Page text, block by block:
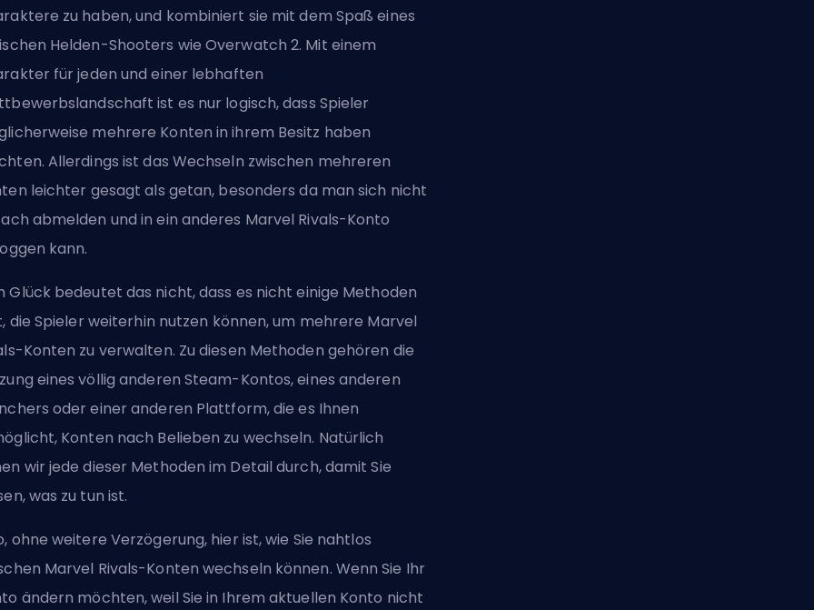
zu haben, und kombiniert sie mit dem Spaß eines
Helden-Shooters wie Overwatch 2. Mit einem
für jeden und einer lebhaften
ist es nur logisch, dass Spieler
mehrere Konten in ihrem Besitz haben
Allerdings ist das Wechseln zwischen mehreren
leichter gesagt als getan, besonders da man sich nicht
abmelden und in ein anderes Marvel Rivals-Konto
kann.
Glück bedeutet das nicht, dass es nicht einige Methoden
die Spieler weiterhin nutzen können, um mehrere Marvel
Konten zu verwalten. Zu diesen Methoden gehören die
eines völlig anderen Steam-Kontos, eines anderen
oder einer anderen Plattform, die es Ihnen
Konten nach Belieben zu wechseln. Natürlich
wir jede dieser Methoden im Detail durch, damit Sie
was zu tun ist.
ohne weitere Verzögerung, hier ist, wie Sie nahtlos
Marvel Rivals-Konten wechseln können. Wenn Sie Ihr
ändern möchten, weil Sie in Ihrem aktuellen Konto nicht